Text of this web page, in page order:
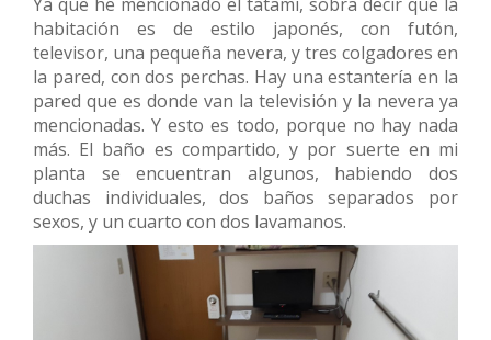
habitación es de estilo japonés, con futón,
televisor, una pequeña nevera, y tres colgadores en
la pared, con dos perchas. Hay una estantería en la
pared que es donde van la televisión y la nevera ya
mencionadas. Y esto es todo, porque no hay nada
más. El baño es compartido, y por suerte en mi
planta se encuentran algunos, habiendo dos
duchas individuales, dos baños separados por
sexos, y un cuarto con dos lavamanos.